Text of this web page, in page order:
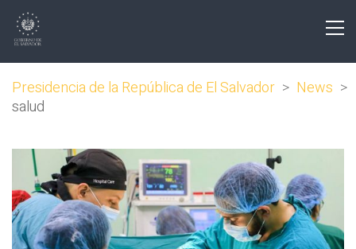
Presidencia de la República de El Salvador > News >
salud